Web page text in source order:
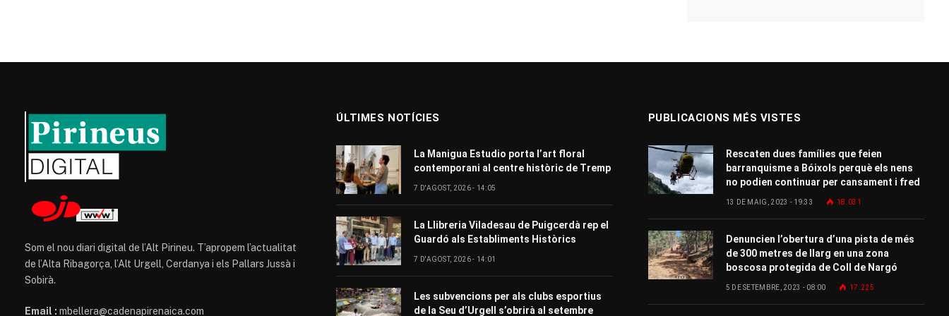
Som el nou diari digital de l’Alt Pirineu. T’apropem l’actualitat
de l’Alta Ribagorça, l’Alt Urgell, Cerdanya i els Pallars Jussà i
Sobirà.
Email : mbellera@cadenapirenaica.com
ÚLTIMES NOTÍCIES
La Manigua Estudio porta l’art floral
contemporani al centre històric de Tremp
7 D'AGOST, 2026 - 14:05
La Llibreria Viladesau de Puigcerdà rep el
Guardó als Establiments Històrics
7 D'AGOST, 2026 - 14:01
Les subvencions per als clubs esportius
de la Seu d’Urgell s’obrirà al setembre
PUBLICACIONS MÉS VISTES
Rescaten dues famílies que feien
barranquisme a Bóixols perquè els nens
no podien continuar per cansament i fred
13 DE MAIG, 2023 - 19:33 18.031
Denuncien l’obertura d’una pista de més
de 300 metres de llarg en una zona
boscosa protegida de Coll de Nargó
5 DE SETEMBRE, 2023 - 08:00 17.225